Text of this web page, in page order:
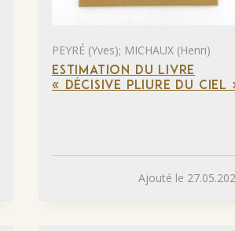
PEYRÉ (Yves); MICHAUX (Henri)
ESTIMATION DU LIVRE
« DÉCISIVE PLIURE DU CIEL
Ajouté le